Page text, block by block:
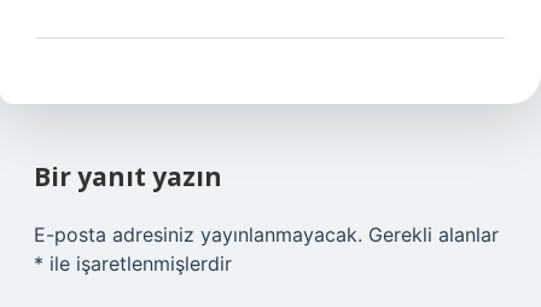
Bir yanıt yazın
E-posta adresiniz yayınlanmayacak. Gerekli alanlar
* ile işaretlenmişlerdir